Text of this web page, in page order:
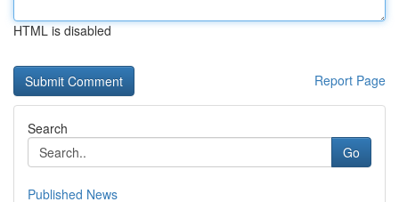
HTML is disabled
Report Page
Search
Go
Published News